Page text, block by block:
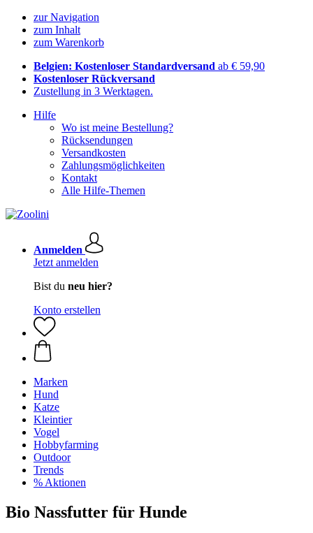
zur Navigation
zum Inhalt
zum Warenkorb
Belgien: Kostenloser Standardversand ab € 59,90
Kostenloser Rückversand
Zustellung in 3 Werktagen.
Hilfe
Wo ist meine Bestellung?
Rücksendungen
Versandkosten
Zahlungsmöglichkeiten
Kontakt
Alle Hilfe-Themen
Anmelden
Jetzt anmelden
Bist du neu hier?
Konto erstellen
Marken
Hund
Katze
Kleintier
Vogel
Hobbyfarming
Outdoor
Trends
% Aktionen
Bio Nassfutter für Hunde